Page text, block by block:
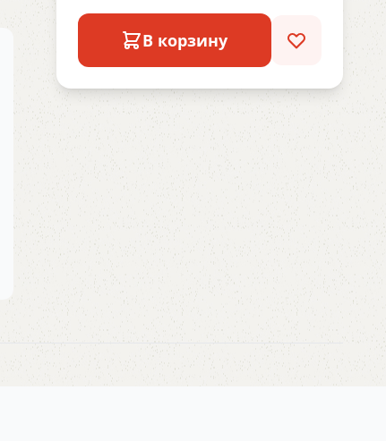
В корзину